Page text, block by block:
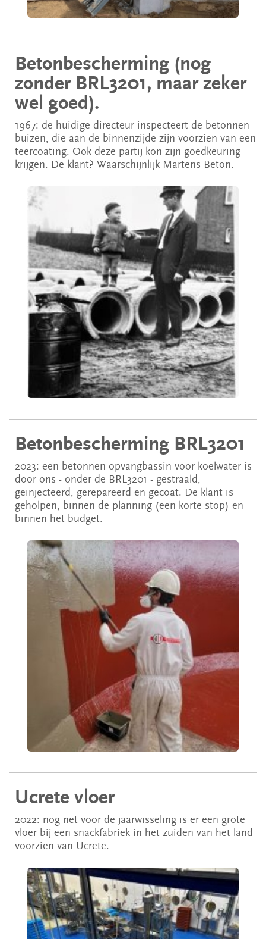
Betonbescherming (nog
zonder BRL3201, maar zeker
wel goed).
1967: de huidige directeur inspecteert de betonnen
buizen, die aan de binnenzijde zijn voorzien van een
teercoating. Ook deze partij kon zijn goedkeuring
krijgen. De klant? Waarschijnlijk Martens Beton.
Betonbescherming BRL3201
2023: een betonnen opvangbassin voor koelwater is
door ons - onder de BRL3201 - gestraald,
geinjecteerd, gerepareerd en gecoat. De klant is
geholpen, binnen de planning (een korte stop) en
binnen het budget.
Ucrete vloer
2022: nog net voor de jaarwisseling is er een grote
vloer bij een snackfabriek in het zuiden van het land
voorzien van Ucrete.